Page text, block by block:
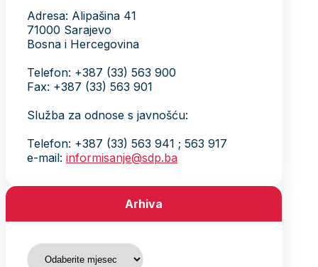
Adresa: Alipašina 41
71000 Sarajevo
Bosna i Hercegovina
Telefon: +387 (33) 563 900
Fax: +387 (33) 563 901
Služba za odnose s javnošću:
Telefon: +387 (33) 563 941 ; 563 917
e-mail: informisanje@sdp.ba
Arhiva
Arhiva